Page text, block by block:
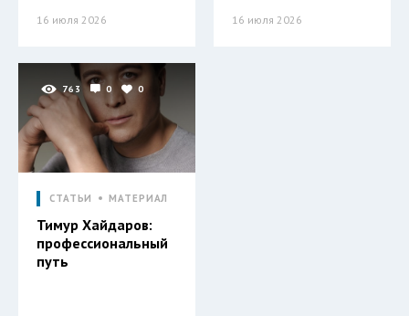
16 июля 2026 16 июля 2026
763 0 0
СТАТЬИ МАТЕРИАЛ
Тимур Хайдаров:
профессиональный
путь